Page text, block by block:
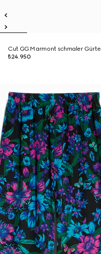
Cut GG Marmont schmaler Gürtel
₺24.950
Neu